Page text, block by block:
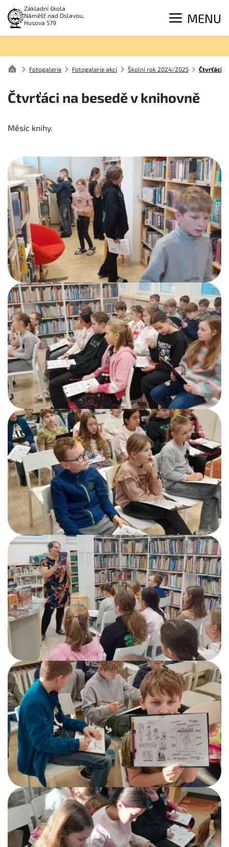
Základní škola
Náměšť nad Oslavou,
Husova 579
MENU
Fotogalerie Fotogalerie akcí Školní rok 2024/2025 Čtvrťáci
Čtvrťáci na besedě v knihovně
Měsíc knihy.